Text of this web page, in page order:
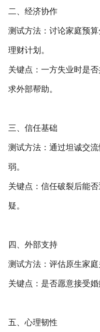
二、经济协作
测试方法‌：讨论家庭预
理财计划。
关键点‌：一方失业时是
求外部帮助。
三、信任基础
测试方法‌：通过坦诚交
弱。
关键点‌：信任破裂后能
疑。
四、外部支持
测试方法‌：评估原生家庭
关键点‌：是否愿意接受婚
五、心理韧性